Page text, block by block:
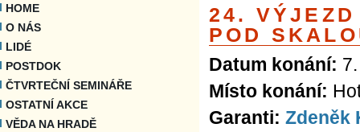
HOME
O NÁS
LIDÉ
POSTDOK
ČTVRTEČNÍ SEMINÁŘE
OSTATNÍ AKCE
VĚDA NA HRADĚ
24.
POD
Datum konání:
Místo konání:
Garanti: Zdeněk